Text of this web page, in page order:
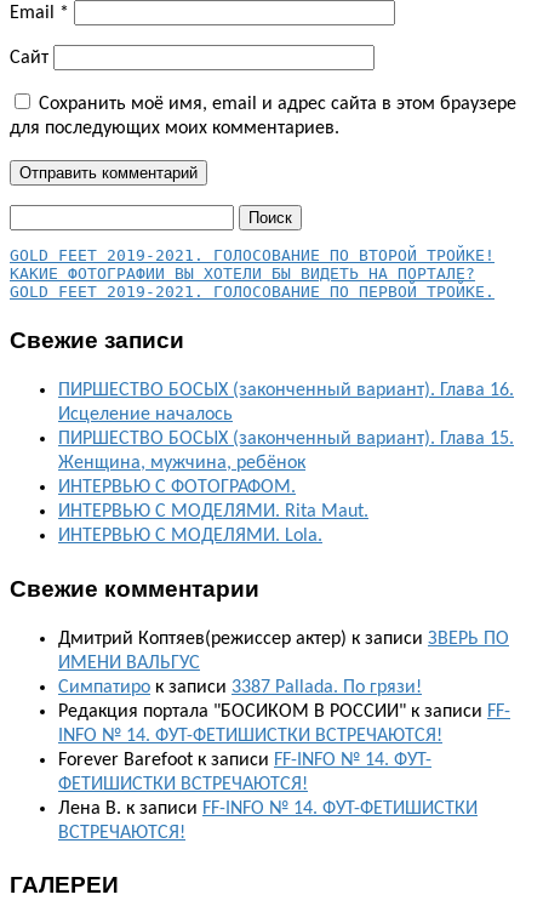
Email *
Сайт
Сохранить моё имя, email и адрес сайта в этом браузере
для последующих моих комментариев.
КАКИЕ ФОТОГРАФИИ ВЫ ХОТЕЛИ БЫ ВИДЕТЬ НА ПОРТАЛЕ?
GOLD FEET 2019-2021. ГОЛОСОВАНИЕ ПО ПЕРВОЙ ТРОЙКЕ.
Свежие записи
ПИРШЕСТВО БОСЫХ (законченный вариант). Глава 16.
Исцеление началось
ПИРШЕСТВО БОСЫХ (законченный вариант). Глава 15.
Женщина, мужчина, ребёнок
ИНТЕРВЬЮ С ФОТОГРАФОМ.
ИНТЕРВЬЮ С МОДЕЛЯМИ. Rita Maut.
ИНТЕРВЬЮ С МОДЕЛЯМИ. Lola.
Свежие комментарии
Дмитрий Коптяев(режиссер актер) к записи ЗВЕРЬ ПО
ИМЕНИ ВАЛЬГУС
Симпатиро к записи 3387 Pallada. По грязи!
Редакция портала "БОСИКОМ В РОССИИ" к записи FF-
INFO № 14. ФУТ-ФЕТИШИСТКИ ВСТРЕЧАЮТСЯ!
Forever Barefoot к записи FF-INFO № 14. ФУТ-
ФЕТИШИСТКИ ВСТРЕЧАЮТСЯ!
Лена В. к записи FF-INFO № 14. ФУТ-ФЕТИШИСТКИ
ВСТРЕЧАЮТСЯ!
ГАЛЕРЕИ